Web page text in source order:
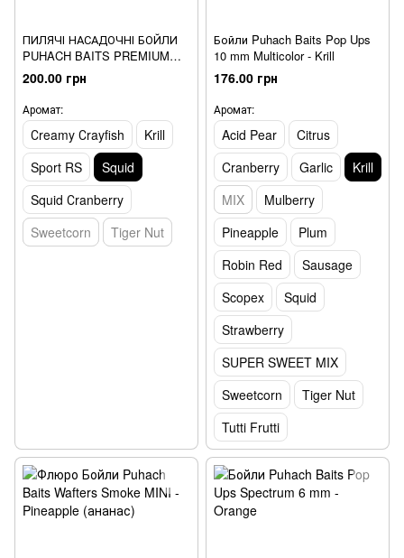
ПИЛЯЧІ НАСАДОЧНІ БОЙЛИ
PUHACH BAITS PREMIUM
SOLUBLE BOILIES 12/14 MM -
SQUID (КАЛЬМАР)
200.00 грн
Аромат:
Сreamy Сrayfish
Krill
Sport RS
Squid
Squid Сranberry
Sweetcorn
Tiger Nut
Бойли Puhach Baits Pop Ups
10 mm Multicolor - Krill
176.00 грн
Аромат:
Acid Pear
Citrus
Cranberry
Garlic
Krill
MIX
Mulberry
Pineapple
Plum
Robin Red
Sausage
Scopex
Squid
Strawberry
SUPER SWEET MIX
Sweetcorn
Tiger Nut
Tutti Frutti